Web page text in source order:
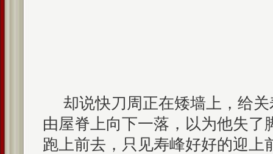
却说快刀周正在矮墙上，给
由屋脊上向下一落，以为他失了
跑上前去，只见寿峰好好的迎上